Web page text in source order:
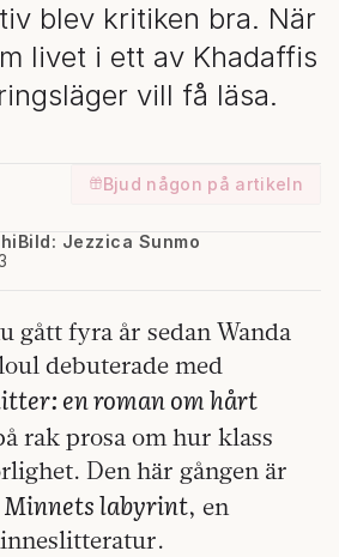
blev kritiken bra. När
livet i ett av Khadaffis
vill få läsa.
Bjud någon på artikeln
Bild: Jezzica Sunmo
gått fyra år sedan Wanda
debuterade med
: en roman om hårt
rak prosa om hur klass
Den här gången är
Minnets labyrint, en